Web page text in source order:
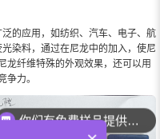
的应用，如纺织、汽车、电子、航
染料，通过在尼龙中的加入，使尼
龙纤维特殊的外观效果，还可以用
争力。
你们可以提供配色服务吗？